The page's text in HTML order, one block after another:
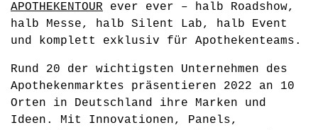
APOTHEKENTOUR ever ever – halb Roadshow,
halb Messe, halb Silent Lab, halb Event
und komplett exklusiv für Apothekenteams.
Rund 20 der wichtigsten Unternehmen des
Apothekenmarktes präsentieren 2022 an 10
Orten in Deutschland ihre Marken und
Ideen. Mit Innovationen, Panels,